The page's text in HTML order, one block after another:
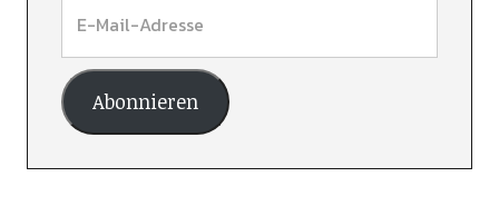
Abonnieren